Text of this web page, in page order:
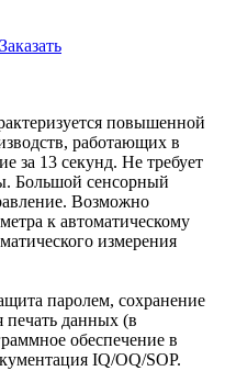
Заказать
повышенной
работающих в
за 13 секунд. Не требует
Большой сенсорный
Возможно
к автоматическому
измерения
паролем, сохранение
печать данных (в
обеспечение в
IQ/OQ/SOP.